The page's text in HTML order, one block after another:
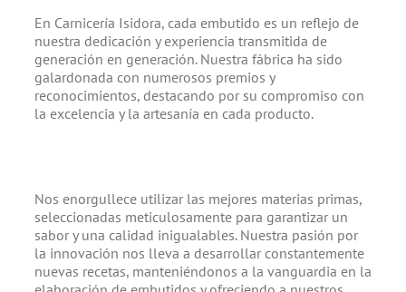
En Carnicería Isidora, cada embutido es un reflejo de
nuestra dedicación y experiencia transmitida de
generación en generación. Nuestra fábrica ha sido
galardonada con numerosos premios y
reconocimientos, destacando por su compromiso con
la excelencia y la artesanía en cada producto.
Nos enorgullece utilizar las mejores materias primas,
seleccionadas meticulosamente para garantizar un
sabor y una calidad inigualables. Nuestra pasión por
la innovación nos lleva a desarrollar constantemente
nuevas recetas, manteniéndonos a la vanguardia en la